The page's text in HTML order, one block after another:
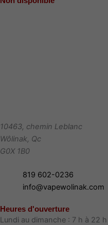
10463, chemin Leblanc
Wôlinak, Qc
G0X 1B0
819 602-0236
info@vapewolinak.com
Heures d'ouverture
Lundi au dimanche : 7 h à 22 h